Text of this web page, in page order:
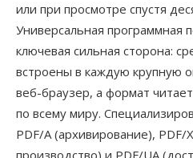
или при просмотре спустя
Универсальная
ключевая сильная сторона:
встроены в каждую крупную
веб-браузер, а формат
по всему миру.
PDF/A (архивирование), PDF/
производство) и PDF/UA